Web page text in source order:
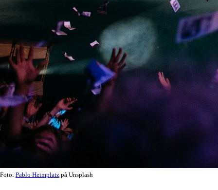
Foto: Pablo Heimplatz på Unsplash